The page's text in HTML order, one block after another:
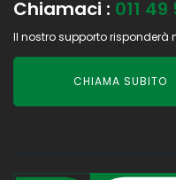
Chiamaci : 011 49
Il nostro supporto risponderà
CHIAMA SUBITO